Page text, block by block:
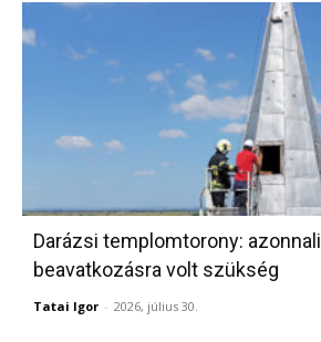
Darázsi templomtorony: azonnali
beavatkozásra volt szükség
Tatai Igor - 2026, július 30.